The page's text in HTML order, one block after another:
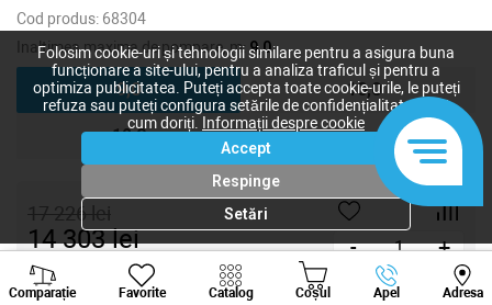
Cod produs: 68304
Inaltimea maxima de pompare, m: 9,0
9,0 10,0
12,0
17 226lei
14 303lei - +
Cumpără acum
Comparație Favorite Catalog Coșul Apel Adresa
Viber Whatsapp
Folosim cookie-uri și tehnologii similare pentru a asigura buna
funcționare a site-ului, pentru a analiza traficul și pentru a
optimiza publicitatea. Puteți accepta toate cookie-urile, le puteți
refuza sau puteți configura setările de confidențialitate după
cum doriți.
Informații despre cookie
Accept
Respinge
Setări